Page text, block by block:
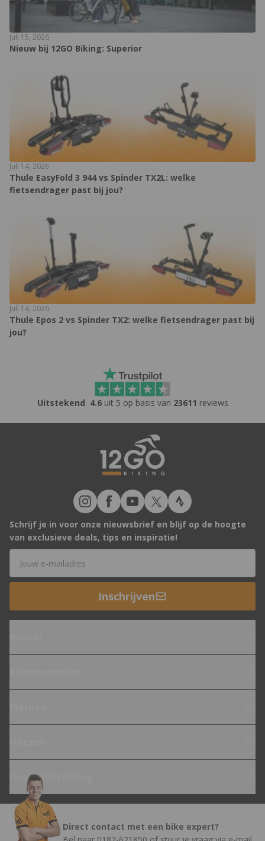
Juli 15, 2026
Nieuw bij 12GO Biking: Superior
Juli 14, 2026
Thule EasyFold 3 944 vs Spinder TX2L: welke
fietsendrager past bij jou?
Juli 14, 2026
Thule Epos 2 vs Spinder TX2: welke fietsendrager past bij
jou?
Uitstekend 4.6uit 5 op basis van 23611 reviews
Schrijf je in voor onze nieuwsbrief en blijf op de hoogte
van exclusieve deals, tips en inspiratie!
Inschrijven
Over 12GO Biking
Direct contact met een bike expert?